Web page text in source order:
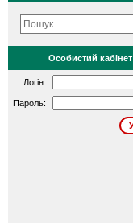
Особистий кабінет
Логін:
Пароль: